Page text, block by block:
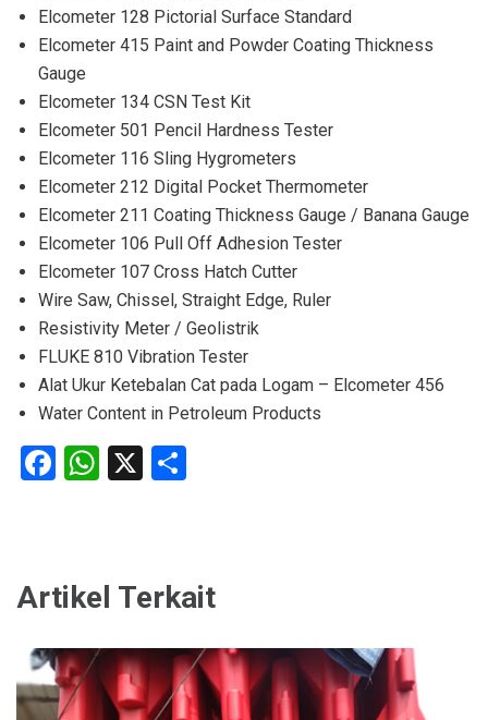
Elcometer 128 Pictorial Surface Standard
Elcometer 415 Paint and Powder Coating Thickness
Gauge
Elcometer 134 CSN Test Kit
Elcometer 501 Pencil Hardness Tester
Elcometer 116 Sling Hygrometers
Elcometer 212 Digital Pocket Thermometer
Elcometer 211 Coating Thickness Gauge / Banana Gauge
Elcometer 106 Pull Off Adhesion Tester
Elcometer 107 Cross Hatch Cutter
Wire Saw, Chissel, Straight Edge, Ruler
Resistivity Meter / Geolistrik
FLUKE 810 Vibration Tester
Alat Ukur Ketebalan Cat pada Logam – Elcometer 456
Water Content in Petroleum Products
Facebook
WhatsApp
X
Artikel Terkait